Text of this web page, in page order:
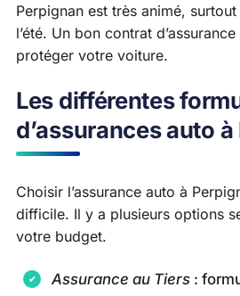
Perpignan est très animé,
l’été. Un bon contrat
protéger votre voiture.
Les différentes
d’assurances auto
Choisir l’assurance auto à
difficile. Il y a plusieurs options
votre budget.
Assurance au Tiers :